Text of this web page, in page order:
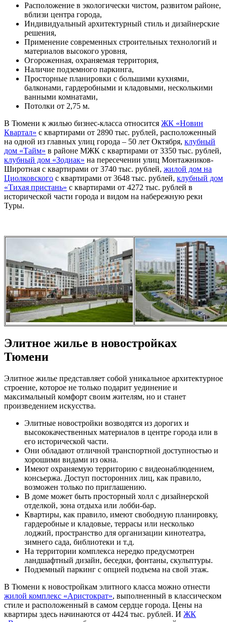
Расположение в экологически чистом, развитом районе,
вблизи центра города,
Индивидуальный архитектурный стиль и дизайнерские
решения,
Применение современных строительных технологий и
материалов высокого уровня,
Огороженная, охраняемая территория,
Наличие подземного паркинга,
Просторные планировки с большими кухнями,
балконами, гардеробными и кладовыми, несколькими
ванными комнатами,
Потолки от 2,75 м.
В Тюмени к жилью бизнес-класса относится ЖК «Новин
Квартал» с квартирами от 2890 тыс. рублей, расположенный
на одной из главных улиц города – 50 лет Октября, клубный
дом «Тайм» в районе МЖК с квартирами от 3350 тыс. рублей,
клубный дом «Зодиак» на пересечении улиц Монтажников-
Широтная с квартирами от 3740 тыс. рублей, жилой дом на
Циолковского с квартирами от 3648 тыс. рублей, клубный дом
«Тихая пристань» с квартирами от 4272 тыс. рублей в
исторической части города и видом на набережную реки
Туры.
Элитное жилье в новостройках
Тюмени
Элитное жилье представляет собой уникальное архитектурное
строение, которое не только подарит уединение и
максимальный комфорт своим жителям, но и станет
произведением искусства.
Элитные новостройки возводятся из дорогих и
высококачественных материалов в центре города или в
его исторической части.
Они обладают отличной транспортной доступностью и
хорошими видами из окна.
Имеют охраняемую территорию с видеонаблюдением,
консьержа. Доступ посторонних лиц, как правило,
возможен только по приглашению.
В доме может быть просторный холл с дизайнерской
отделкой, зона отдыха или лобби-бар.
Квартиры, как правило, имеют свободную планировку,
гардеробные и кладовые, террасы или несколько
лоджий, пространство для организации кинотеатра,
зимнего сада, библиотеки и т.д.
На территории комплекса нередко предусмотрен
ландшафтный дизайн, беседки, фонтаны, скульптуры.
Подземный паркинг с опцией подъема на свой этаж.
В Тюмени к новостройкам элитного класса можно отнести
жилой комплекс «Аристократ», выполненный в классическом
стиле и расположенный в самом сердце города. Цены на
квартиры здесь начинаются от 4424 тыс. рублей. И ЖК